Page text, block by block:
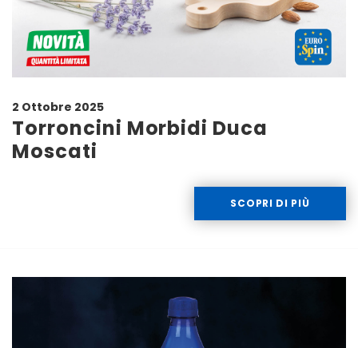
2 Ottobre 2025
Torroncini Morbidi Duca
Moscati
SCOPRI DI PIÙ